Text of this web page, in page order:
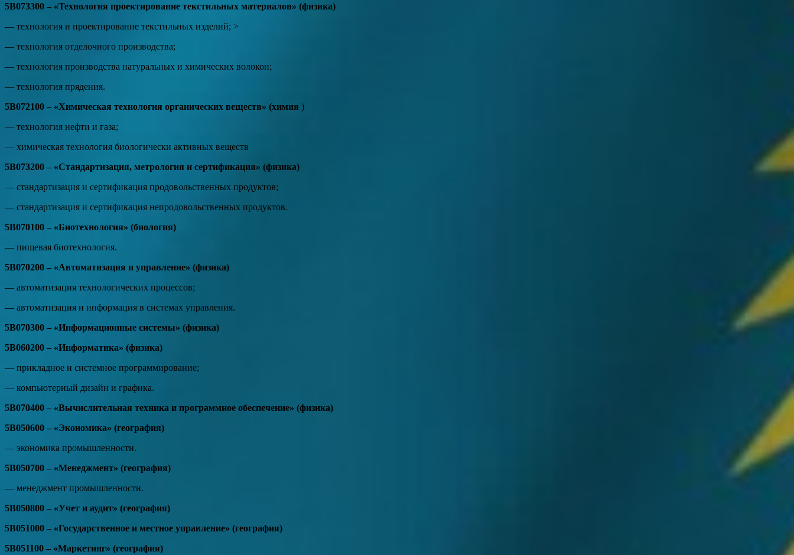
5В073300 – «Технология проектирование текстильных материалов» (физика)
— технология и проектирование текстильных изделий; >
— технология отделочного производства;
— технология производства натуральных и химических волокон;
— технология прядения.
5В072100 – «Химическая технология органических веществ» (химия )
— технология нефти и газа;
— химическая технология биологически активных веществ
5В073200 – «Стандартизация, метрология и сертификация» (физика)
— стандартизация и сертификация продовольственных продуктов;
— стандартизация и сертификация непродовольственных продуктов.
5В070100 – «Биотехнология» (биология)
— пищевая биотехнология.
5В070200 – «Автоматизация и управление» (физика)
— автоматизация технологических процессов;
— автоматизация и информация в системах управления.
5В070300 – «Информационные системы» (физика)
5В060200 – «Информатика» (физика)
— прикладное и системное программирование;
— компьютерный дизайн и графика.
5В070400 – «Вычислительная техника и программное обеспечение» (физика)
5В050600 – «Экономика» (география)
— экономика промышленности.
5В050700 – «Менеджмент» (география)
— менеджмент промышленности.
5В050800 – «Учет и аудит» (география)
5В051000 – «Государственное и местное управление» (география)
5В051100 – «Маркетинг» (география)